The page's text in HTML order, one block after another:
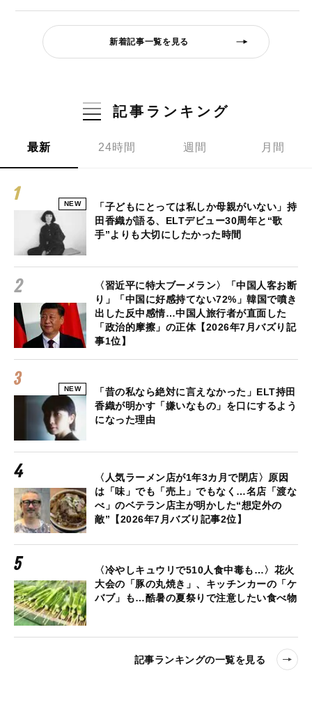
新着記事一覧を見る
記事ランキング
最新 24時間 週間 月間
NEW
「子どもにとっては私しか母親がいない」持
田香織が語る、ELTデビュー30周年と“歌
手”よりも大切にしたかった時間
〈習近平に特大ブーメラン〉「中国人客お断
り」「中国に好感持てない72%」韓国で噴き
出した反中感情…中国人旅行者が直面した
「政治的摩擦」の正体【2026年7月バズり記
事1位】
NEW
「昔の私なら絶対に言えなかった」ELT持田
香織が明かす「嫌いなもの」を口にするよう
になった理由
〈人気ラーメン店が1年3カ月で閉店〉原因
は「味」でも「売上」でもなく…名店「渡な
べ」のベテラン店主が明かした“想定外の
敵”【2026年7月バズり記事2位】
〈冷やしキュウリで510人食中毒も…〉花火
大会の「豚の丸焼き」、キッチンカーの「ケ
バブ」も…酷暑の夏祭りで注意したい食べ物
記事ランキングの一覧を見る